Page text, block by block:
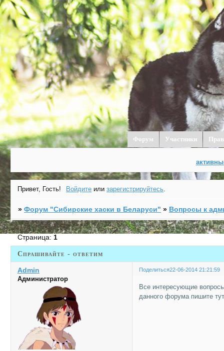
Форум Участники
Привет, Гость! Войдите илизарегистрируйтесь.
»Форум "Cибирские хаски в Беларуси" » Вопросы к
Спрашивайте - ответим
Страница: 1
Поделиться22-06-2014 21:21:59
Admin
Администратор
Все интересующие
данного форума пишите